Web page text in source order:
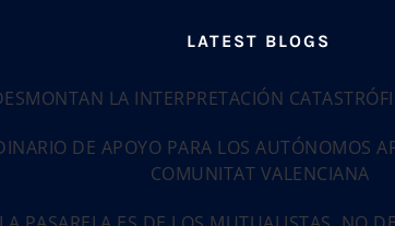
LATEST BLOGS
LA INTERPRETACIÓN
DE APOYO PARA LOS AUTÓNOMOS
COMUNITAT VALENCIANA